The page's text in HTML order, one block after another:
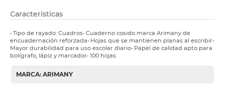
Características
• Tipo de rayado: Cuadros• Cuaderno cosido marca Arimany de
encuadernación reforzada• Hojas que se mantienen planas al escribir•
Mayor durabilidad para uso escolar diario• Papel de calidad apto para
bolígrafo, lápiz y marcador• 100 hojas
MARCA: ARIMANY